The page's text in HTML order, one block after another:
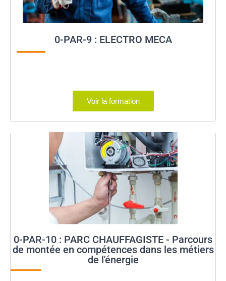
0-PAR-9 : ELECTRO MECA
Voir la formation
0-PAR-10 : PARC CHAUFFAGISTE - Parcours
de montée en compétences dans les métiers
de l'énergie